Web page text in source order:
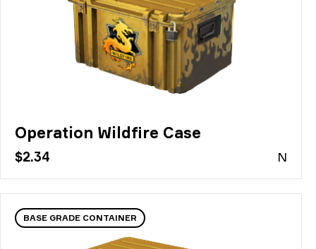
Operation Wildfire Case
$2.34 N
BASE GRADE CONTAINER